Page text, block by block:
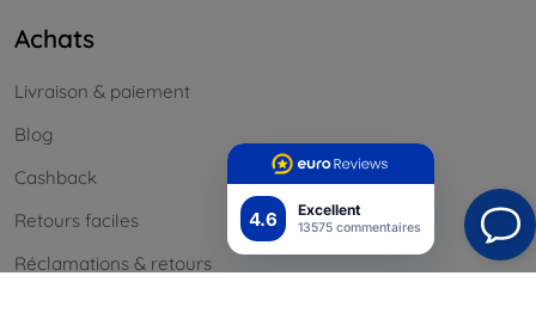
4.6 Excellent
13575 commentaires
Achats
Livraison & paiement
Blog
Cashback
Retours faciles
Réclamations & retours